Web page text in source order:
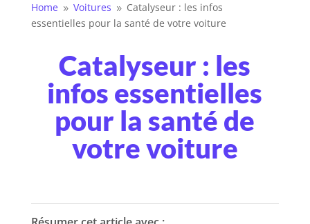
Home 9 Voitures 9 Catalyseur : les infos
essentielles pour la santé de votre voiture
Catalyseur : les
infos essentielles
pour la santé de
votre voiture